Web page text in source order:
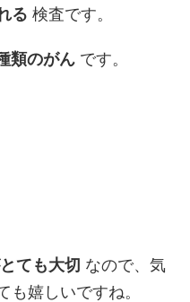
る 検査です。
類のがん です。
ても大切 なので、気
嬉しいですね。